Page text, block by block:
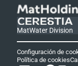
MatWater Division
Configuración de
Política de cookies